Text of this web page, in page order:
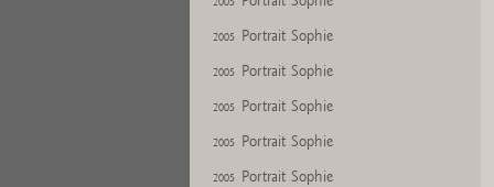
2005 Portrait Sophie
2005 Portrait Sophie
2005 Portrait Sophie
2005 Portrait Sophie
2005 Portrait Sophie